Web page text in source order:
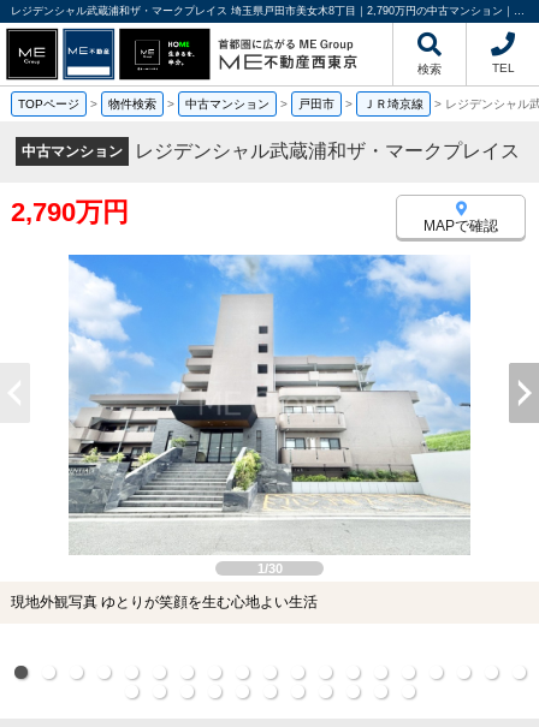
レジデンシャル武蔵浦和ザ・マークプレイス 埼玉県戸田市美女木8丁目｜2,790万円の中古マンション｜分譲マンション情報｜ME不動産西東京
検索 TEL
TOPページ > 物件検索 > 中古マンション > 戸田市 > ＪＲ埼京線 > レジデンシャル
中古マンション レジデンシャル武蔵浦和ザ・マークプレイス
2,790万円 MAPで確認
1/30
現地外観写真 ゆとりが笑顔を生む心地よい生活